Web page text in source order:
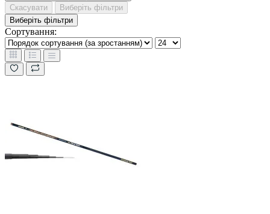
Скасувати
Виберіть фільтри
Виберіть фільтри
Сортування: